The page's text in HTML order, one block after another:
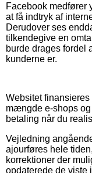
Facebook medfører
at få indtryk af
Derudover ses
tilkendegive en
burde drages fordel
kunderne er.
Websitet
mængde e-shops og
betaling når du
Vejledning
ajourføres hele
korrektioner der
opdaterede de viste